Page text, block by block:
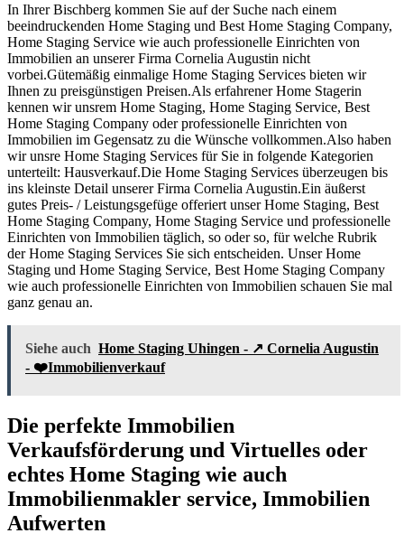
In Ihrer Bischberg kommen Sie auf der Suche nach einem
beeindruckenden Home Staging und Best Home Staging Company,
Home Staging Service wie auch professionelle Einrichten von
Immobilien an unserer Firma Cornelia Augustin nicht
vorbei.Gütemäßig einmalige Home Staging Services bieten wir
Ihnen zu preisgünstigen Preisen.Als erfahrener Home Stagerin
kennen wir unsrem Home Staging, Home Staging Service, Best
Home Staging Company oder professionelle Einrichten von
Immobilien im Gegensatz zu die Wünsche vollkommen.Also haben
wir unsre Home Staging Services für Sie in folgende Kategorien
unterteilt: Hausverkauf.Die Home Staging Services überzeugen bis
ins kleinste Detail unserer Firma Cornelia Augustin.Ein äußerst
gutes Preis- / Leistungsgefüge offeriert unser Home Staging, Best
Home Staging Company, Home Staging Service und professionelle
Einrichten von Immobilien täglich, so oder so, für welche Rubrik
der Home Staging Services Sie sich entscheiden. Unser Home
Staging und Home Staging Service, Best Home Staging Company
wie auch professionelle Einrichten von Immobilien schauen Sie mal
ganz genau an.
Siehe auch Home Staging Uhingen - ↗️ Cornelia Augustin
- ❤️Immobilienverkauf
Die perfekte Immobilien
Verkaufsförderung und Virtuelles oder
echtes Home Staging wie auch
Immobilienmakler service, Immobilien
Aufwerten